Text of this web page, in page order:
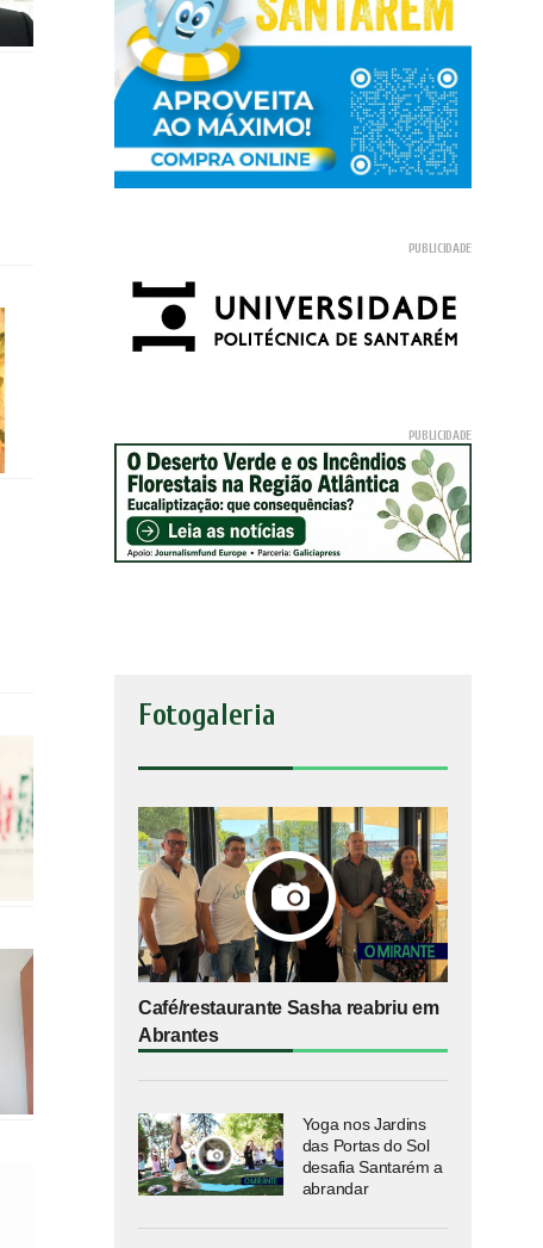
Fotogaleria
Café/restaurante Sasha reabriu em
Abrantes
Yoga nos Jardins
das Portas do Sol
desafia Santarém a
abrandar